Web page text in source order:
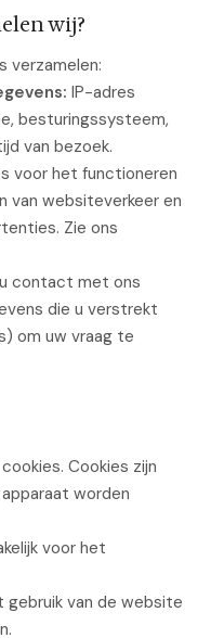
wij?
verzamelen:
IP-adres
besturingssysteem,
van bezoek.
voor het functioneren
van websiteverkeer en
Zie ons
contact met ons
die u verstrekt
om uw vraag te
Cookies zijn
worden
voor het
gebruik van de website